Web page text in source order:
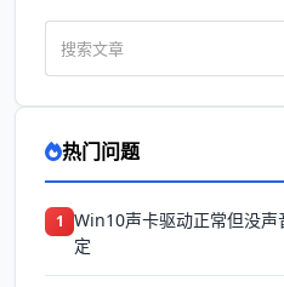
热门问题
1 Win10声卡驱动正常但没
定